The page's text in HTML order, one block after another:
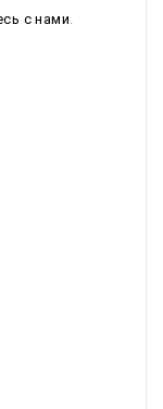
с нами.